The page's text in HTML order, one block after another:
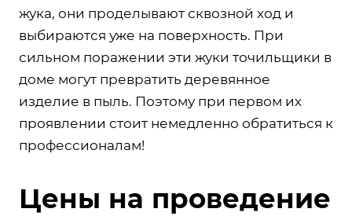
жука, они проделывают сквозной ход и
выбираются уже на поверхность. При
сильном поражении эти жуки точильщики в
доме могут превратить деревянное
изделие в пыль. Поэтому при первом их
проявлении стоит немедленно обратиться к
профессионалам!
Цены на проведение